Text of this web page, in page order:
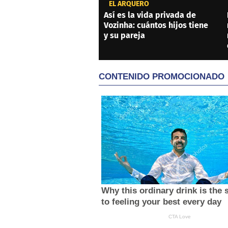
EL ARQUERO
Así es la vida privada de
Vozinha: cuántos hijos tiene
y su pareja